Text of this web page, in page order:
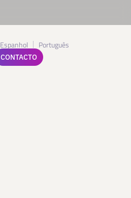
Espanhol Português
CONTACTO